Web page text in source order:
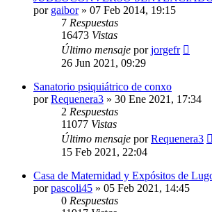
por gaibor» 07 Feb 2014, 19:15
7 Respuestas
16473 Vistas
Último mensaje porjorgefr
26 Jun 2021, 09:29
Sanatorio psiquiátrico de conxo
porRequenera3 » 30 Ene 2021, 17:34
2 Respuestas
11077 Vistas
Último mensaje porRequenera3
15 Feb 2021, 22:04
Casa de Maternidad y Expósitos de
porpascoli45 » 05 Feb 2021, 14:45
0 Respuestas